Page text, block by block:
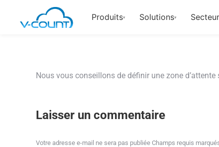
Produits▾ Solutions▾
Nous vous conseillons de définir une zone
Laisser un commentaire
Votre adresse e-mail ne sera pas publiée Champs requis